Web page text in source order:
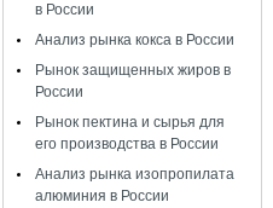
в России
Анализ рынка кокса в России
Рынок защищенных жиров в
России
Рынок пектина и сырья для
его производства в России
Анализ рынка изопропилата
алюминия в России